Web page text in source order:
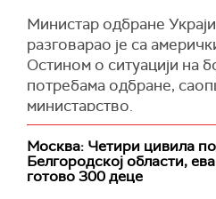
(Reuters)
Министар одбране
разговарао је са
Остином о ситуацији на
потребама одбране,
министарство.
Умеров је такође
"континуираној и
почетка инвазије на
Москва: Четири цивила
Белгородској области,
готово 300 деце